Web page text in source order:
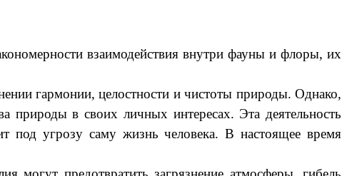
взаимодействия внутри фауны и флоры, их
гармонии, целостности и чистоты природы. Однако,
природы в своих личных интересах. Эта деятельность
под угрозу саму жизнь человека. В настоящее время